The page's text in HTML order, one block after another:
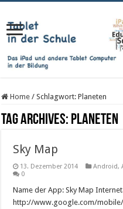
Home / Schlagwort:Planeten
Tag Archives: Planeten
Sky Map
13. Dezember 2014 Android,
0
Name der App: Sky Map
http://www.google.com/mobile/